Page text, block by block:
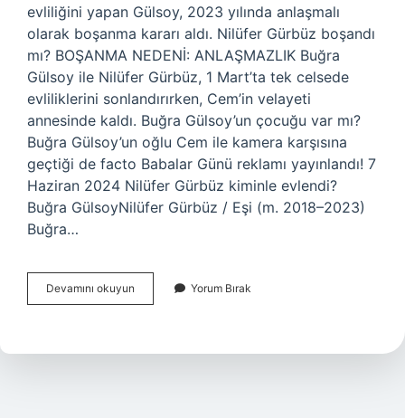
evliliğini yapan Gülsoy, 2023 yılında anlaşmalı
olarak boşanma kararı aldı. Nilüfer Gürbüz boşandı
mı? BOŞANMA NEDENİ: ANLAŞMAZLIK Buğra
Gülsoy ile Nilüfer Gürbüz, 1 Mart’ta tek celsede
evliliklerini sonlandırırken, Cem’in velayeti
annesinde kaldı. Buğra Gülsoy’un çocuğu var mı?
Buğra Gülsoy’un oğlu Cem ile kamera karşısına
geçtiği de facto Babalar Günü reklamı yayınlandı! 7
Haziran 2024 Nilüfer Gürbüz kiminle evlendi?
Buğra GülsoyNilüfer Gürbüz / Eşi (m. 2018–2023)
Buğra…
Devamını okuyun
Gülsoy
Boşandı
Yorum Bırak